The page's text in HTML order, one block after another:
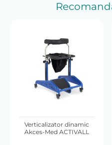
Verticalizator dinamic
Akces-Med ACTIVALL